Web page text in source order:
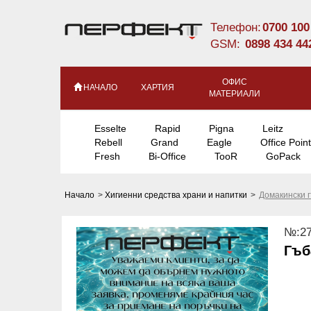
Телефон:0700
GSM: 0898 434
НАЧАЛО ХАРТИЯ
ОФИС
МАТЕРИАЛИ
Esselte Rapid Pigna
Leitz
Rebell
Grand Eagle
Office Point
Fresh
Bi-Office TooR GoPack
Начало > Хигиенни средства храни и напитки > Домакински